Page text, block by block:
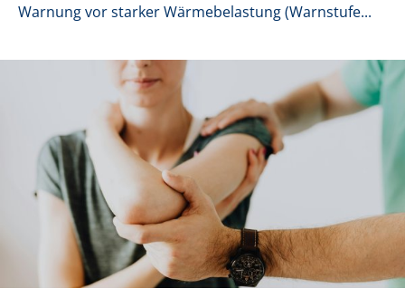
Warnung vor starker Wärmebelastung (Warnstufe...